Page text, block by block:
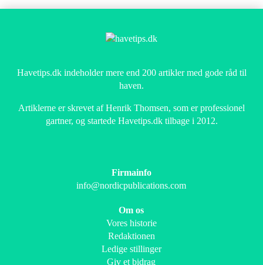
Havetips.dk indeholder mere end 200 artikler med gode råd til
haven.
Artiklerne er skrevet af Henrik Thomsen, som er professionel
gartner, og startede Havetips.dk tilbage i 2012.
Firmainfo
info@nordicpublications.com
Om os
Vores historie
Redaktionen
Ledige stillinger
Giv et bidrag